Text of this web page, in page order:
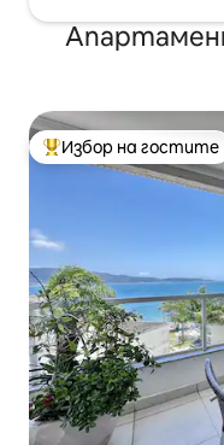
Най-популярен
Избор на гостите